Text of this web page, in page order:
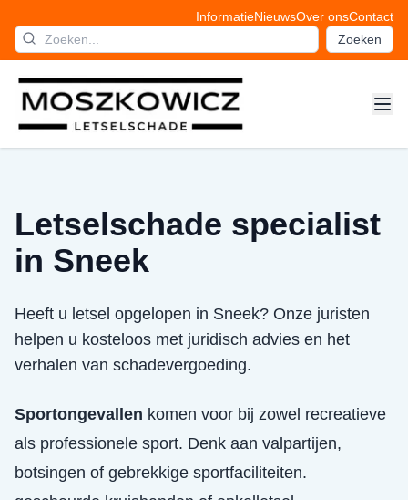
InformatieNieuwsOver onsContact
Zoeken
Letselschade specialist
in Sneek
Heeft u letsel opgelopen in Sneek? Onze juristen
helpen u kosteloos met juridisch advies en het
verhalen van schadevergoeding.
Sportongevallen komen voor bij zowel recreatieve
als professionele sport. Denk aan valpartijen,
botsingen of gebrekkige sportfaciliteiten.